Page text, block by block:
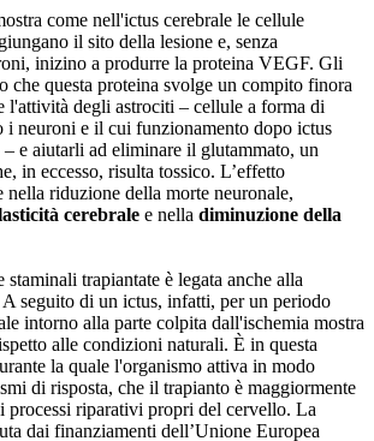
come nell'ictus cerebrale le cellule
il sito della lesione e, senza
inizino a produrre la proteina VEGF. Gli
che questa proteina svolge un compito finora
l'attività degli astrociti – cellule a forma di
i neuroni e il cui funzionamento dopo ictus
e aiutarli ad eliminare il glutammato, un
in eccesso, risulta tossico. L’effetto
nella riduzione della morte neuronale,
cerebrale e nella diminuzione della
trapiantate è legata anche alla
seguito di un ictus, infatti, per un periodo
intorno alla parte colpita dall'ischemia mostra
alle condizioni naturali. È in questa
la quale l'organismo attiva in modo
di risposta, che il trapianto è maggiormente
processi riparativi propri del cervello. La
dai finanziamenti dell’Unione Europea